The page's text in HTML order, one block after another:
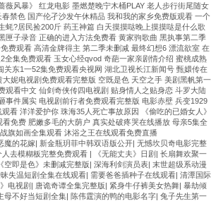
薇风暴》 红龙电影 墨燃楚晚宁木桶PLAY 老人步行街尾随女
禁色 国产伦孑沙发午休精品 我和我的家乡免费版观看 一个
蚝?居民捡200斤 药王神篇 白天摸摸哒晚上摸摸哒是什么歌
匣子录音 正确的进入方法免费看 黄家驹歌曲 黑执事第二季
费观看 高清金牌得主 第二季未删减 最终幻想6 漂流欲室 在
全集免费观看 玉女心经qvod 奇葩一家亲剧情介绍 蜜桃成熟
关东1一52集免费观看央视网 湖北卫视长江新闻号 甄嬛传在
妮电视剧免费观看完整版 空既是色 天空之手 美剧黑帆第一
观看中文 仙剑奇侠传四电视剧 贴身情人之贴身恋 斗罗大陆
事件属实 电视剧前行者免费观看完整版 电影赤壁 兵变1929
看 洋洋爱护你 珠海35人死亡事故原因 《偷吃的已婚女人》
免费 肥嫩多毛的大荫户 真实处破疼哭在线播放 母亲5集全
旗如画全集观看 沐浴之王在线观看免费直播
魔的花嫁| 新金瓶玥菲中韩双语版公开| 无憾坎贝奇电影完整
人去模糊板完整免费观看 | 《无能丈夫》日剧 | 长扇舞欢聚一
《空即是色》未删减完整版| 深海利剑演员表| 末世超级系动漫
失温短剧全集在线观看| 需要爸爸插种子在线观看| 清潭国际
电视剧 | 唐诡奇谭全集完整版| 紧身牛仔裤美女热舞| 暴劫倾
母不好当短剧全集| 陈伟霆演的鸭的电影名字| 兔子先生第一